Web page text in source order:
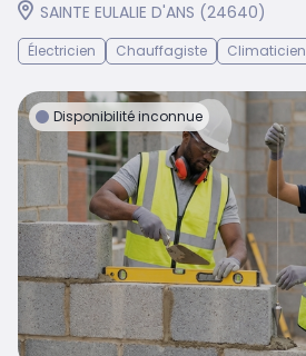
SAINTE EULALIE D'ANS (24640)
Électricien Chauffagiste Climaticien
Disponibilité inconnue